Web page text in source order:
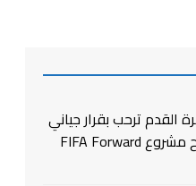
القدم ترحب بقرار جياني
إنفانتينو القاضي بسحب مقترح مشروع FIFA Forward